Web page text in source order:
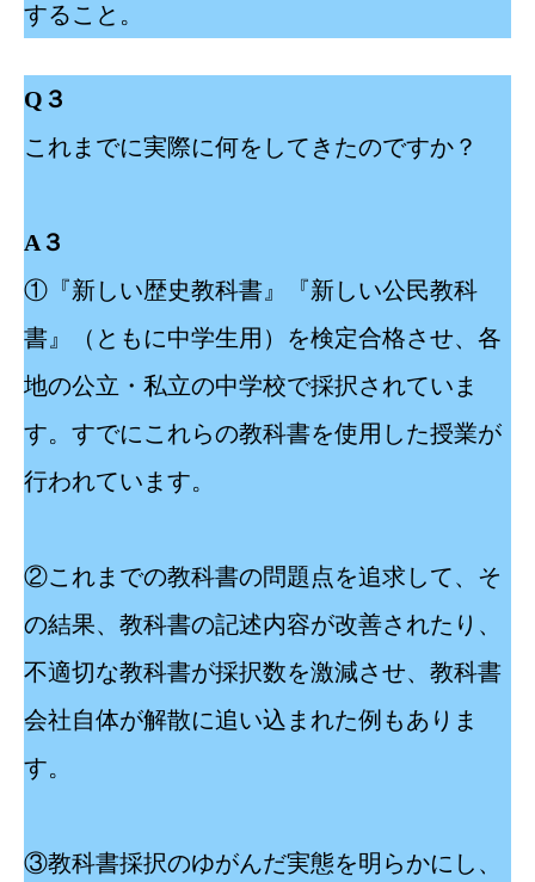
すること。
Q３
これまでに実際に何をしてきたのですか？
A３
①『新しい歴史教科書』『新しい公民教科
書』（ともに中学生用）を検定合格させ、各
地の公立・私立の中学校で採択されていま
す。すでにこれらの教科書を使用した授業が
行われています。
②これまでの教科書の問題点を追求して、そ
の結果、教科書の記述内容が改善されたり、
不適切な教科書が採択数を激減させ、教科書
会社自体が解散に追い込まれた例もありま
す。
③教科書採択のゆがんだ実態を明らかにし、